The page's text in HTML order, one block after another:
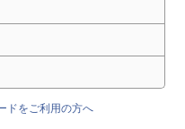
ドをご利用の方へ